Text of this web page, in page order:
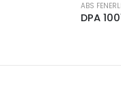
ABS
DPA